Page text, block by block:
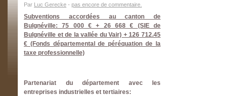
Par Luc Gerecke - pas encore de commentaire.
Subventions accordées au canton de
Bulgnéville: 75 000 € + 26 668 € (SIE de
Bulgnéville et de la vallée du Vair) + 126 712.45
€ (Fonds départemental de péréquation de la
taxe professionnelle)
Partenariat du département avec les
entreprises industrielles et tertiaires: